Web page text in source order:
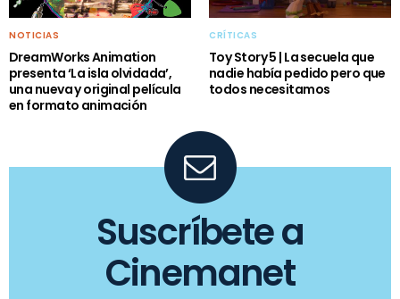
NOTICIAS
DreamWorks Animation
presenta ‘La isla olvidada’,
una nueva y original película
en formato animación
CRÍTICAS
Toy Story 5 | La secuela que
nadie había pedido pero que
todos necesitamos
Suscríbete a
Cinemanet